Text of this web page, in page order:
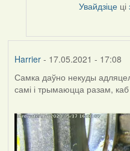
Увайдзіце ці
Harrier- 17.05.2021 - 17:08
Самка даўно некуды
самі і трымаюцца разам,